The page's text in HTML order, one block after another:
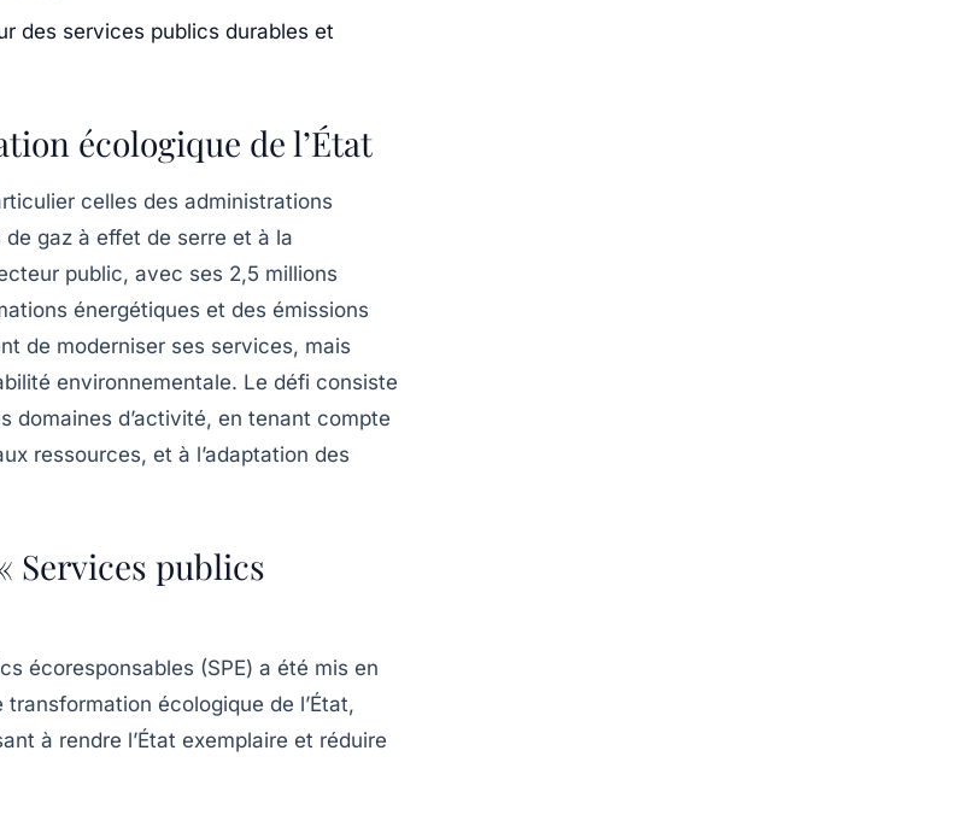
des services publics durables et
écologique de l’État
celles des administrations
de gaz à effet de serre et à la
public, avec ses 2,5 millions
énergétiques et des émissions
de moderniser ses services, mais
environnementale. Le défi consiste
domaines d’activité, en tenant compte
ressources, et à l’adaptation des
Services publics
écoresponsables (SPE) a été mis en
écologique de l’État,
à rendre l’État exemplaire et réduire